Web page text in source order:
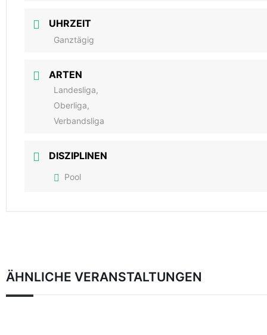
UHRZEIT
Ganztägig
ARTEN
Landesliga,
Oberliga,
Verbandsliga
DISZIPLINEN
Pool
ÄHNLICHE VERANSTALTUNGEN